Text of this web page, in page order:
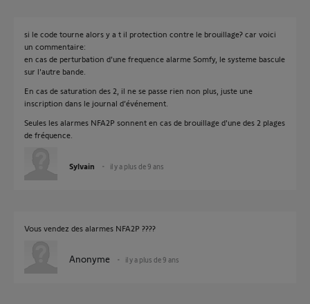
si le code tourne alors y a t il protection contre le brouillage? car voici
un commentaire:
en cas de perturbation d'une frequence alarme Somfy, le systeme bascule
sur l'autre bande.
En cas de saturation des 2, il ne se passe rien non plus, juste une
inscription dans le journal d’événement.
Seules les alarmes NFA2P sonnent en cas de brouillage d'une des 2 plages
de fréquence.
Sylvain il y a plus de 9 ans
Vous vendez des alarmes NFA2P ????
Anonyme il y a plus de 9 ans